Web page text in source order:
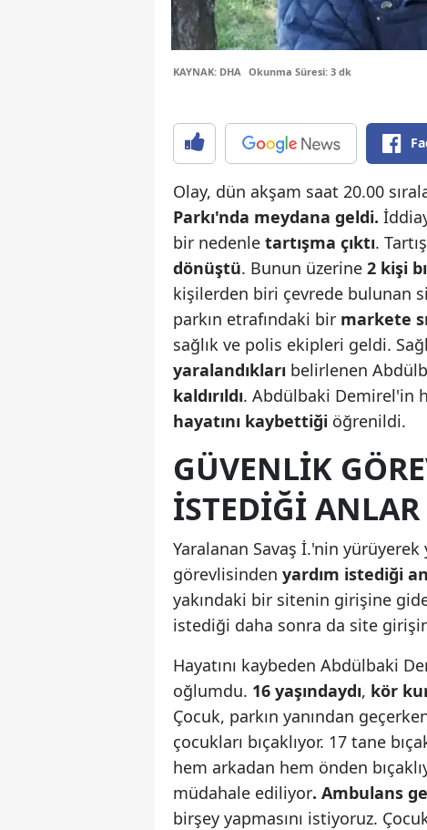
KAYNAK: DHA Okunma Süresi: 3 dk
Olay, dün akşam saat 20.00
Parkı'nda meydana geldi.
bir nedenle tartışma çıktı.
dönüştü. Bunun üzerine 2 kişi
kişilerden biri çevrede bulunan
parkın etrafındaki bir markete
sağlık ve polis ekipleri geldi.
yaralandıkları belirlenen
kaldırıldı. Abdülbaki Demirel'in
hayatını kaybettiği öğrenildi.
GÜVENLIK
ISTEDIĞI
Yaralanan Savaş İ.'nin
görevlisinden yardım istediği
yakındaki bir sitenin girişine
istediği daha sonra da site
Hayatını kaybeden Abdülbaki
oğlumdu. 16 yaşındaydı, kör
Çocuk, parkın yanından
çocukları bıçaklıyor. 17 tane
hem arkadan hem önden
müdahale ediliyor. Ambulans
birşey yapmasını istiyoruz.